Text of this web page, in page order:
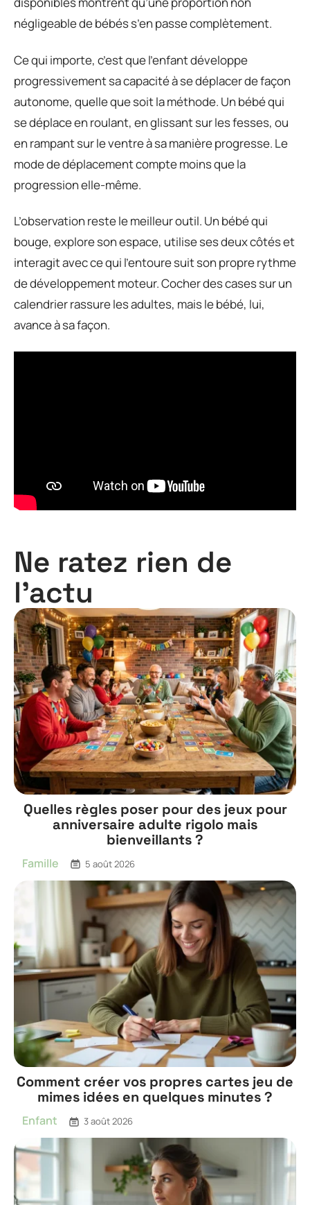
négligeable de bébés s’en passe complètement.
Ce qui importe, c’est que l’enfant développe
progressivement sa capacité à se déplacer de façon
autonome, quelle que soit la méthode. Un bébé qui
se déplace en roulant, en glissant sur les fesses, ou
en rampant sur le ventre à sa manière progresse. Le
mode de déplacement compte moins que la
progression elle-même.
L’observation reste le meilleur outil. Un bébé qui
bouge, explore son espace, utilise ses deux côtés et
interagit avec ce qui l’entoure suit son propre rythme
de développement moteur. Cocher des cases sur un
calendrier rassure les adultes, mais le bébé, lui,
avance à sa façon.
Ne ratez rien de
l'actu
Quelles règles poser pour des jeux pour
anniversaire adulte rigolo mais
bienveillants ?
Famille 5 août 2026
Comment créer vos propres cartes jeu de
mimes idées en quelques minutes ?
Enfant 3 août 2026